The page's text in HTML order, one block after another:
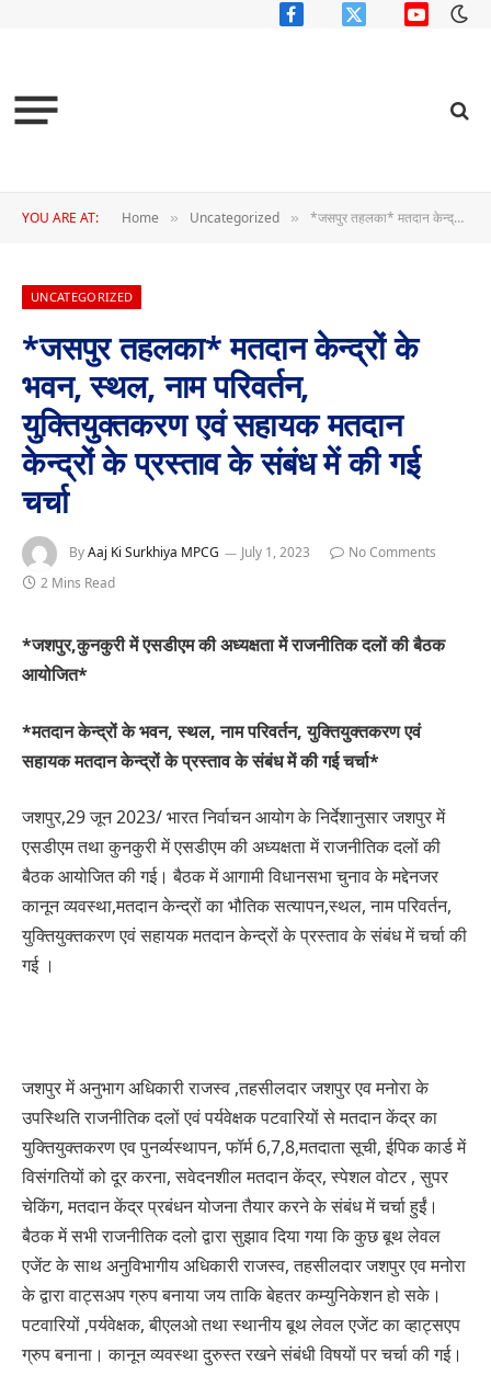
FacebookX
YouTube
YOU ARE AT: Home » Uncategorized » *जसपुर तहलका* मतदान केन्द्रों के भवन, स्थल, नाम परिवर्तन, युक्तियुक्तकरण एवं सहायक मतदान केन्द्रों के प्रस्ताव के संबंध में की गई चर्चा
UNCATEGORIZED
*जसपुर तहलका* मतदान केन्द्रों के
भवन, स्थल, नाम परिवर्तन,
युक्तियुक्तकरण एवं सहायक मतदान
केन्द्रों के प्रस्ताव के संबंध में की गई
चर्चा
ByAaj Ki Surkhiya MPCG July 1, 2023
No Comments
2 Mins Read
*जशपुर,कुनकुरी में एसडीएम की अध्यक्षता में राजनीतिक दलों की बैठक
आयोजित*
*मतदान केन्द्रों के भवन, स्थल, नाम परिवर्तन, युक्तियुक्तकरण एवं
सहायक मतदान केन्द्रों के प्रस्ताव के संबंध में की गई चर्चा*
जशपुर,29 जून 2023/ भारत निर्वाचन आयोग के निर्देशानुसार जशपुर में
एसडीएम तथा कुनकुरी में एसडीएम की अध्यक्षता में राजनीतिक दलों की
बैठक आयोजित की गई। बैठक में आगामी विधानसभा चुनाव के मद्देनजर
कानून व्यवस्था,मतदान केन्द्रों का भौतिक सत्यापन,स्थल, नाम परिवर्तन,
युक्तियुक्तकरण एवं सहायक मतदान केन्द्रों के प्रस्ताव के संबंध में चर्चा की
गई ।
जशपुर में अनुभाग अधिकारी राजस्व ,तहसीलदार जशपुर एव मनोरा के
उपस्थिति राजनीतिक दलों एवं पर्यवेक्षक पटवारियों से मतदान केंद्र का
युक्तियुक्तकरण एव पुनर्व्यस्थापन, फॉर्म 6,7,8,मतदाता सूची, ईपिक कार्ड में
विसंगतियों को दूर करना, सवेदनशील मतदान केंद्र, स्पेशल वोटर , सुपर
चेकिंग, मतदान केंद्र प्रबंधन योजना तैयार करने के संबंध में चर्चा हुईं।
बैठक में सभी राजनीतिक दलो द्वारा सुझाव दिया गया कि कुछ बूथ लेवल
एजेंट के साथ अनुविभागीय अधिकारी राजस्व, तहसीलदार जशपुर एव मनोरा
के द्वारा वाट्सअप ग्रुप बनाया जय ताकि बेहतर कम्युनिकेशन हो सके।
पटवारियों ,पर्यवेक्षक, बीएलओ तथा स्थानीय बूथ लेवल एजेंट का व्हाट्सएप
ग्रुप बनाना। कानून व्यवस्था दुरुस्त रखने संबंधी विषयों पर चर्चा की गई।